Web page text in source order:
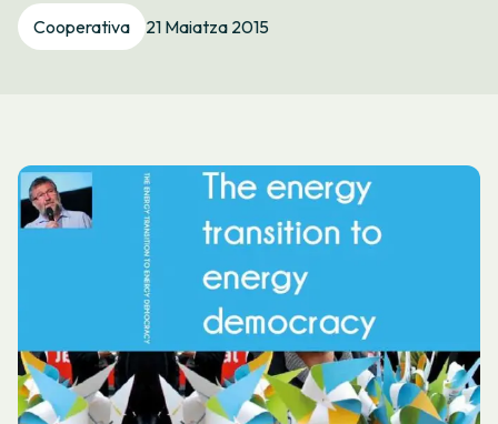
Kontaktua
Cooperativa 21 Maiatza 2015